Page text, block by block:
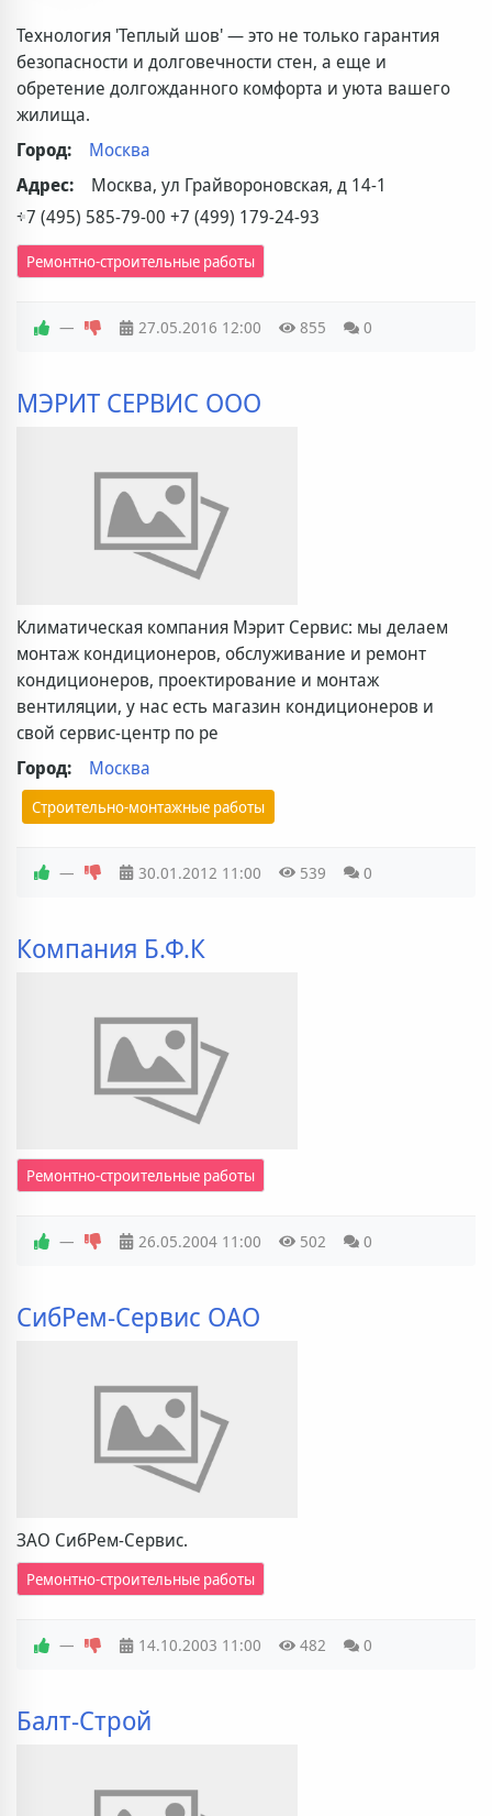
Технология 'Теплый шов' — это не только гарантия
безопасности и долговечности стен, а еще и
обретение долгожданного комфорта и уюта вашего
жилища.
Город:
Москва
Адрес:
Москва, ул Грайвороновская, д 14-1
+7 (495) 585-79-00 +7 (499) 179-24-93
Ремонтно-строительные работы
— 27.05.2016 12:00 855 0
МЭРИТ СЕРВИС ООО
Климатическая компания Мэрит Сервис: мы делаем
монтаж кондиционеров, обслуживание и ремонт
кондиционеров, проектирование и монтаж
вентиляции, у нас есть магазин кондиционеров и
свой сервис-центр по ре
Город:
Москва
Строительно-монтажные работы
— 30.01.2012 11:00 539 0
Компания Б.Ф.К
Ремонтно-строительные работы
— 26.05.2004 11:00 502 0
СибРем-Сервис ОАО
ЗАО СибРем-Сервис.
Ремонтно-строительные работы
— 14.10.2003 11:00 482 0
Балт-Строй